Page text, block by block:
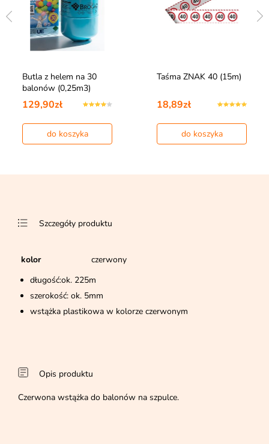
Butla z helem na 30
balonów (0,25m3)
129,90zł
do koszyka
Taśma ZNAK 40 (15m)
18,89zł
do koszyka
Szczegóły produktu
kolor
czerwony
długość:ok. 225m
szerokość: ok. 5mm
wstążka plastikowa w kolorze czerwonym
Opis produktu
Czerwona wstążka do balonów na szpulce.